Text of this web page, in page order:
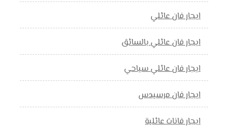
ايجار فان عائلي
ايجار فان عائلي بالسائق
ايجار فان عائلي سياحي
ايجار فان مرسيدس
ايجار فانات عائلية